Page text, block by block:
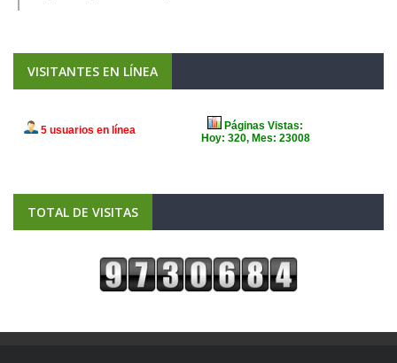
VISITANTES EN LÍNEA
TOTAL DE VISITAS